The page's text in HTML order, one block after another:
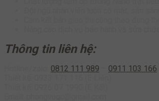
Thông tin liên hệ:
0812 111 989
0911 103 166